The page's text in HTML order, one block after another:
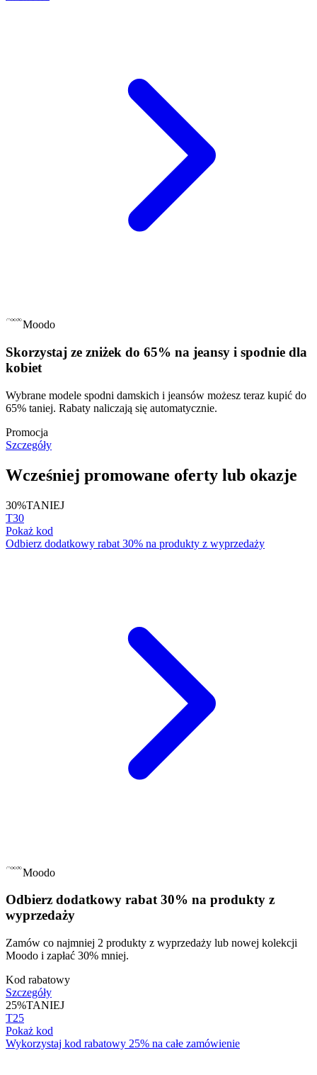
Moodo
Skorzystaj ze zniżek do 65% na jeansy i spodnie dla
kobiet
Wybrane modele spodni damskich i jeansów możesz teraz kupić do
65% taniej. Rabaty naliczają się automatycznie.
Promocja
Szczegóły
Wcześniej promowane oferty lub okazje
30%TANIEJ
T30
Pokaż kod
Odbierz dodatkowy rabat 30% na produkty z wyprzedaży
Moodo
Odbierz dodatkowy rabat 30% na produkty z
wyprzedaży
Zamów co najmniej 2 produkty z wyprzedaży lub nowej kolekcji
Moodo i zapłać 30% mniej.
Kod rabatowy
Szczegóły
25%TANIEJ
T25
Pokaż kod
Wykorzystaj kod rabatowy 25% na całe zamówienie